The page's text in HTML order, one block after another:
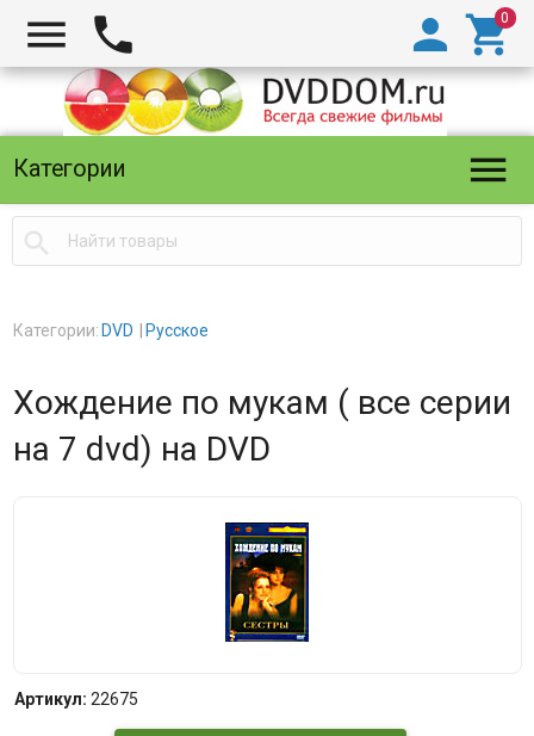
  

Категории 

Категории: DVD Русское
Хождение по мукам ( все серии
на 7 dvd) на DVD
Артикул: 22675